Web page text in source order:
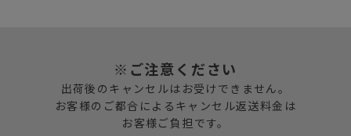
※ご注意ください
出荷後のキャンセルはお受けできません。
お客様のご都合によるキャンセル返送料金は
お客様ご負担です。